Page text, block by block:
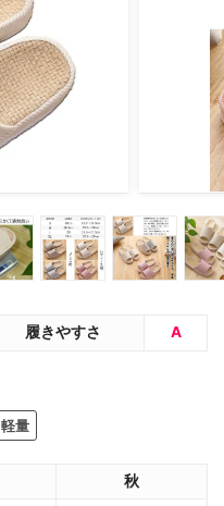
履きやすさ A
軽量
秋